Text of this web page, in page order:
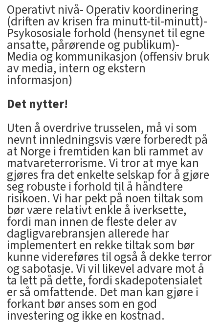
Operativt nivå- Operativ koordinering
(driften av krisen fra minutt-til-minutt)-
Psykososiale forhold (hensynet til egne
ansatte, pårørende og publikum)-
Media og kommunikasjon (offensiv bruk
av media, intern og ekstern
informasjon)
Det nytter!
Uten å overdrive trusselen, må vi som
nevnt innledningsvis være forberedt på
at Norge i fremtiden kan bli rammet av
matvareterrorisme. Vi tror at mye kan
gjøres fra det enkelte selskap for å gjøre
seg robuste i forhold til å håndtere
risikoen. Vi har pekt på noen tiltak som
bør være relativt enkle å iverksette,
fordi man innen de fleste deler av
dagligvarebransjen allerede har
implementert en rekke tiltak som bør
kunne videreføres til også å dekke terror
og sabotasje. Vi vil likevel advare mot å
ta lett på dette, fordi skadepotensialet
er så omfattende. Det man kan gjøre i
forkant bør anses som en god
investering og ikke en kostnad.